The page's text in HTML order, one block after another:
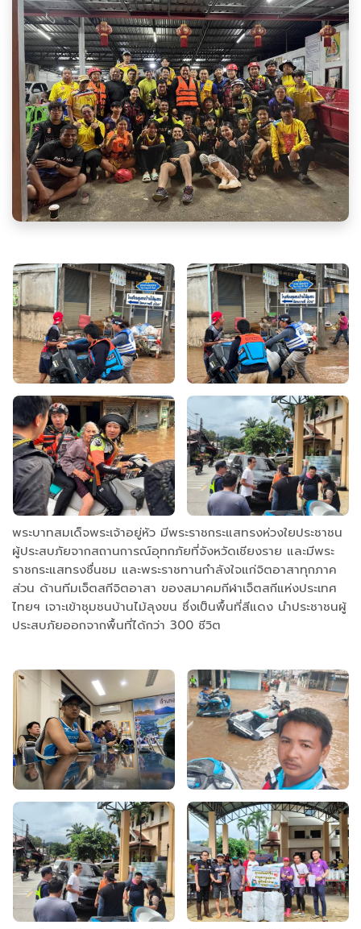
พระบาทสมเด็จพระเจ้าอยู่หัว มีพระราชกระแสทรงห่วงใยประชาชน
ผู้ประสบภัยจากสถานการณ์อุทกภัยที่จังหวัดเชียงราย และมีพระ
ราชกระแสทรงชื่นชม และพระราชทานกำลังใจแก่จิตอาสาทุกภาค
ส่วน ด้านทีมเจ็ตสกีจิตอาสา ของสมาคมกีฬาเจ็ตสกีแห่งประเทศ
ไทยฯ เจาะเข้าชุมชนบ้านไม้ลุงขน ซึ่งเป็นพื้นที่สีแดง นำประชาชนผู้
ประสบภัยออกจากพื้นที่ได้กว่า 300 ชีวิต